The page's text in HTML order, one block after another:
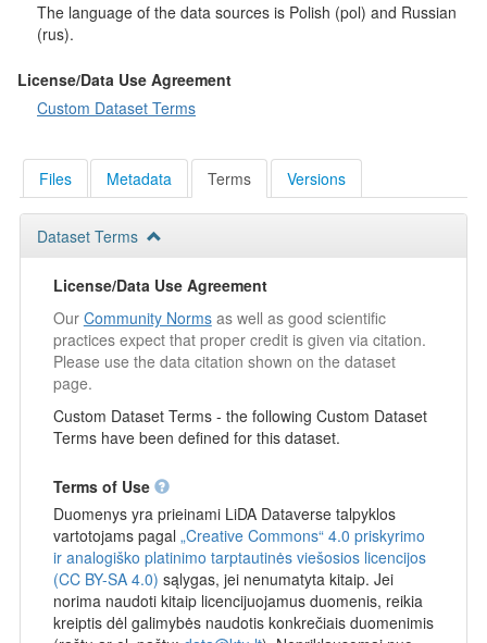
The language of the data sources is Polish (pol) and Russian
(rus).
License/Data Use Agreement
Custom Dataset Terms
Files Metadata Terms Versions
Dataset Terms
License/Data Use Agreement
Our Community Normsas well as good scientific
practices expect that proper credit is given via citation.
Please use the data citation shown on the dataset
page.
Custom Dataset Terms - the following Custom Dataset
Terms have been defined for this dataset.
Terms of Use
Duomenys yra prieinami LiDA Dataverse talpyklos
vartotojams pagal „Creative Commons“ 4.0 priskyrimo
ir analogiško platinimo tarptautinės viešosios licencijos
(CC BY-SA 4.0) sąlygas, jei nenumatyta kitaip. Jei
norima naudoti kitaip licencijuojamus duomenis, reikia
kreiptis dėl galimybės naudotis konkrečiais duomenimis